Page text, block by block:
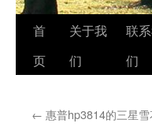
跳
至
文
首
页
关于我
们
联
们
← 惠普hp3814的三星